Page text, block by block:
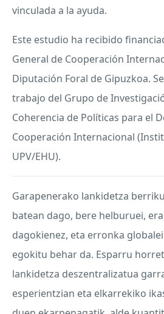
vinculada a la ayuda.
Este estudio ha recibido
General de Cooperación
Diputación Foral de Gipuzkoa.
trabajo del Grupo de
Coherencia de Políticas para el
Cooperación Internacional
UPV/EHU).
Garapenerako lankidetza
batean dago, bere helburuei,
dagokienez, eta erronka
egokitu behar da. Esparru
lankidetza deszentralizatua
esperientzian eta elkarrekiko